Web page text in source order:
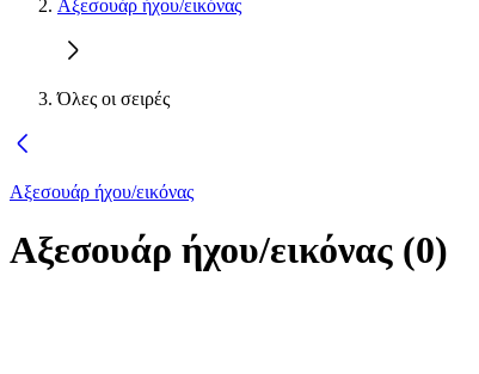
Αξεσουάρ ήχου/εικόνας
Όλες οι σειρές
Αξεσουάρ ήχου/εικόνας
Αξεσουάρ ήχου/εικόνας (0)